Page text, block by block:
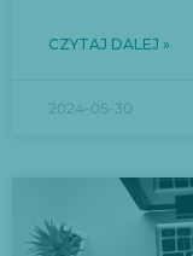
CZYTAJ DALEJ »
2024-05-30